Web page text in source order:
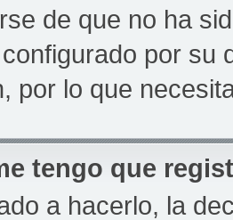
de que no ha
por su
por lo que
tengo que
a hacerlo, la